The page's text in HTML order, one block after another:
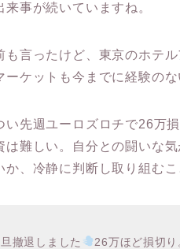
事が続いていますね。
も言ったけど、東京のホテ
ーケットも今までに経験の
先週ユーロズロチで26万損
難しい。自分との闘いな気
か、冷静に判断し取り組む
撤退しました 26万ほど損切り